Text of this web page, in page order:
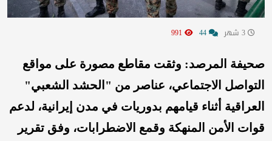
صحيفة المرصد: وثقت مقاطع مصورة على مواقع
التواصل الاجتماعي، عناصر من "الحشد الشعبي"
العراقية أثناء قيامهم بدوريات في مدن إيرانية، لدعم
قوات الأمن المنهكة وقمع الاضطرابات، وفق تقرير